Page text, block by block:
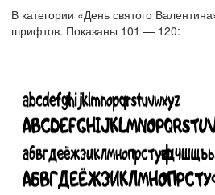
В категории «День святого
шрифтов. Показаны 101 — 120: